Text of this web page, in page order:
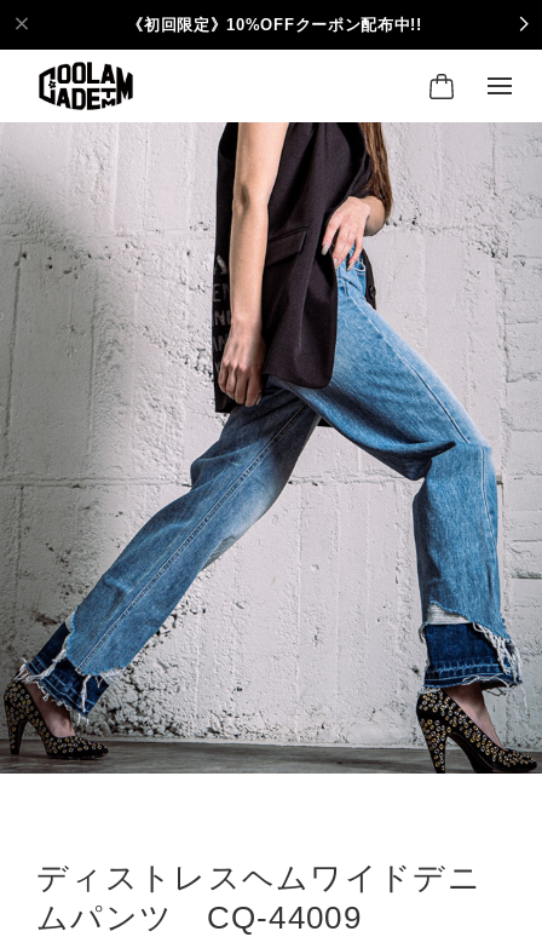
《初回限定》10%OFFクーポン配布中!!
ディストレスヘムワイドデニ
ムパンツ CQ-44009